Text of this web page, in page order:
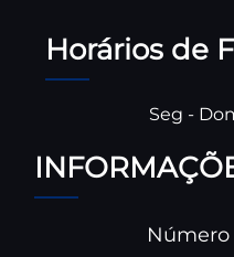
Horários de
Seg -